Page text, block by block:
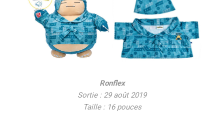
Ronflex
Sortie : 29 août 2019
Taille : 16 pouces